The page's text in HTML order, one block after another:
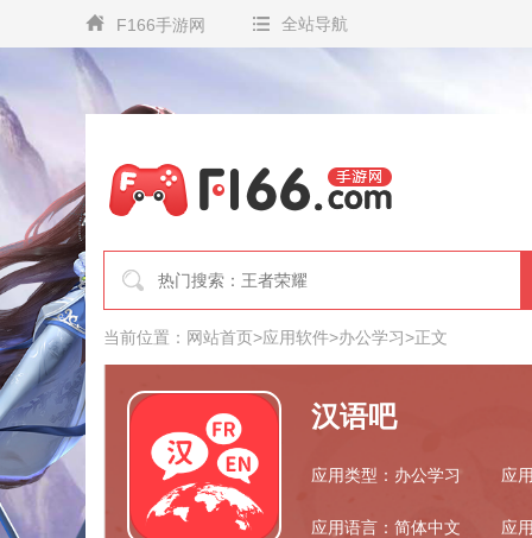
F166手游网 全站导航
当前位置： 网站首页>应用软件>办公学习>正文
汉语吧
应用类型：办公学习 应
应用语言：简体中文 应